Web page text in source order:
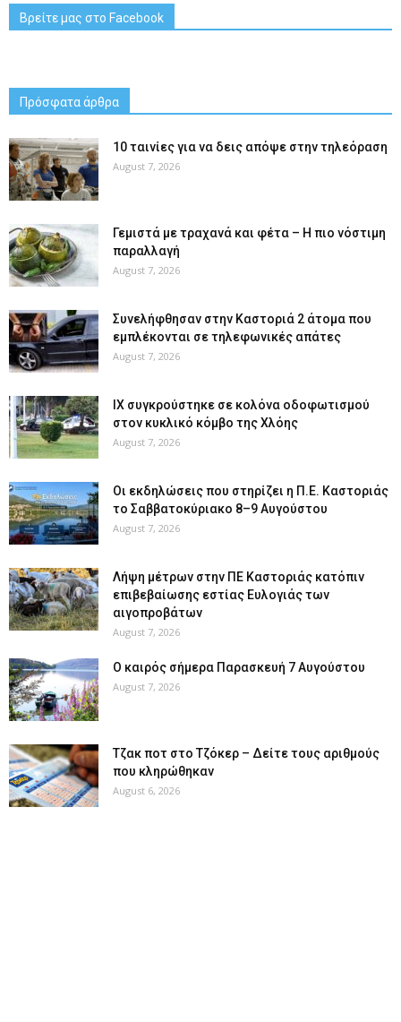
Βρείτε μας στο Facebook
Πρόσφατα άρθρα
10 ταινίες για να δεις απόψε στην τηλεόραση
August 7, 2026
Γεμιστά με τραχανά και φέτα – Η πιο νόστιμη
παραλλαγή
August 7, 2026
Συνελήφθησαν στην Καστοριά 2 άτομα που
εμπλέκονται σε τηλεφωνικές απάτες
August 7, 2026
ΙΧ συγκρούστηκε σε κολόνα οδοφωτισμού
στον κυκλικό κόμβο της Χλόης
August 7, 2026
Οι εκδηλώσεις που στηρίζει η Π.Ε. Καστοριάς
το Σαββατοκύριακο 8–9 Αυγούστου
August 7, 2026
Λήψη μέτρων στην ΠΕ Καστοριάς κατόπιν
επιβεβαίωσης εστίας Ευλογιάς των
αιγοπροβάτων
August 7, 2026
Ο καιρός σήμερα Παρασκευή 7 Αυγούστου
August 7, 2026
Tζακ ποτ στο Τζόκερ – Δείτε τους αριθμούς
που κληρώθηκαν
August 6, 2026